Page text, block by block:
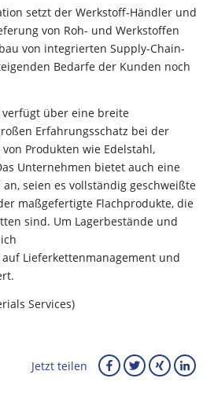
setzt der Werkstoff-Händler und
von Roh- und Werkstoffen
von integrierten Supply-Chain-
Bedarfe der Kunden noch
über eine breite
Erfahrungsschatz bei der
Produkten wie Edelstahl,
Unternehmen bietet auch eine
seien es vollständig geschweißte
maßgefertigte Flachprodukte, die
sind. Um Lagerbestände und
Lieferkettenmanagement und
Services)
Jetzt teilen